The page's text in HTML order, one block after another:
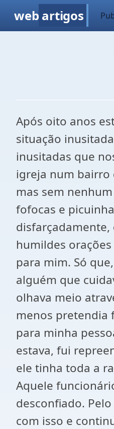
web artigos
Após oito anos
situação
inusitadas que
igreja num bairro
mas sem
fofocas e
humildes
para mim. Só
alguém que
olhava meio
menos pretendia
para minha
estava, fui
ele tinha toda a
Aquele
desconfiado.
com isso e